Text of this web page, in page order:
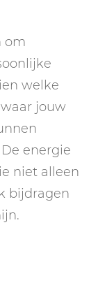
om
welke
jouw
energie
niet alleen
bijdragen